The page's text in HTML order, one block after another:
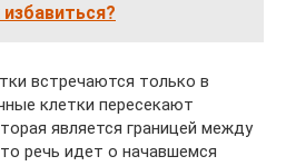
встречаются только в
клетки пересекают
является границей между
речь идет о начавшемся